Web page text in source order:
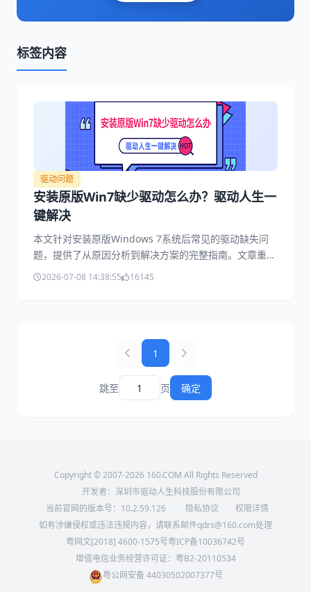
标签内容
驱动问题
安装原版Win7缺少驱动怎么办？驱动人生一
键解决
本文针对安装原版Windows 7系统后常见的驱动缺失问
题，提供了从原因分析到解决方案的完整指南。文章重点
介绍了使用驱动人生一键检测安装驱动的方法，包括网卡
2026-07-08 14:38:55 16145
1
跳至 页 确定
Copyright © 2007-2026 160.COM All Rights Reserved
开发者：深圳市驱动人生科技股份有限公司
当前官网的版本号： 10.2.59.126 隐私协议
权限详情
如有涉嫌侵权或违法违规内容，请联系邮件qdrs@160.com处理
粤网文[2018] 4600-1575号粤ICP备10036742号
增值电信业务经营许可证：粤B2-20110534
粤公网安备 44030502007377号